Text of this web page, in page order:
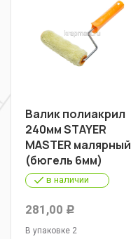
Валик полиакрил
240мм STAYER
MASTER малярный
(бюгель 6мм)
в наличии
281,00 Р
В упаковке 2